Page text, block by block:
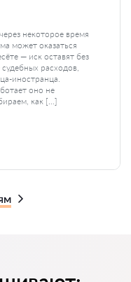
некоторое время
может оказаться
— иск оставят без
расходов,
иностранца.
оно не
как […]